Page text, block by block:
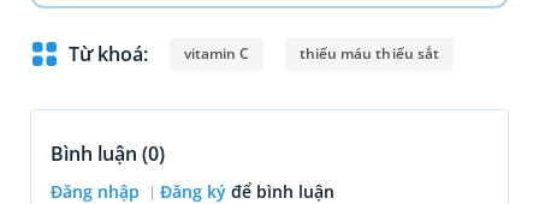
Từ khoá: vitamin C thiếu máu thiếu sắt
Bình luận (0)
Đăng nhập Đăng ký để bình luận